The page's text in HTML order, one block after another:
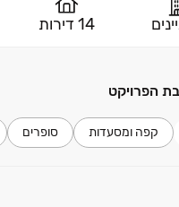
14 דירות
הפרויקט
קפה ומסעדות סופרים